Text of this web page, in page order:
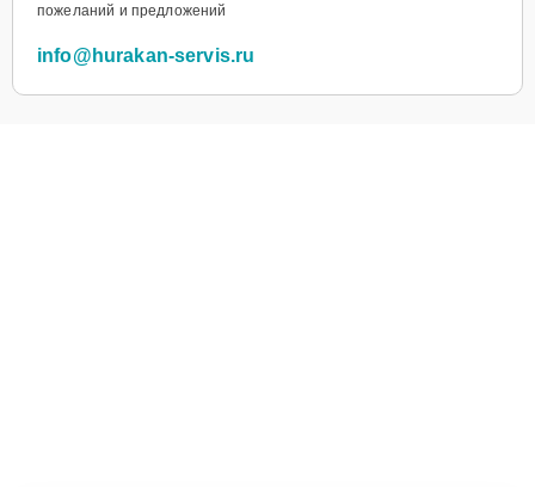
пожеланий и предложений
info@hurakan-servis.ru